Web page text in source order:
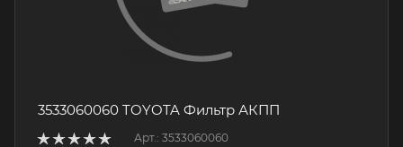
3533060060 TOYOTA Фильтр АКПП
Арт.: 3533060060